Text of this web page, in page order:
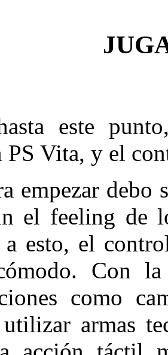
este
PS Vita, y el
empezar debo
el feeling de
a esto, el
Con
como
utilizar armas